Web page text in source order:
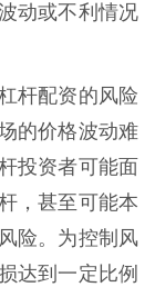
动或不利情况
杆配资的风险
的价格波动难
投资者可能面
，甚至可能本
险。为控制风
达到一定比例